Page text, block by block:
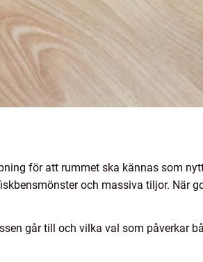
för att rummet ska kännas som
och massiva tiljor. När
går till och vilka val som påverkar